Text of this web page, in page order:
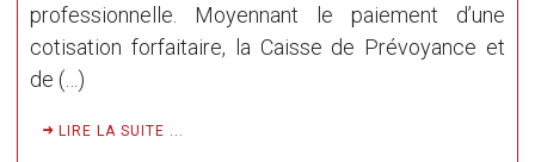
professionnelle. Moyennant le paiement d’une
cotisation forfaitaire, la Caisse de Prévoyance et
de (…)
LIRE LA SUITE ...